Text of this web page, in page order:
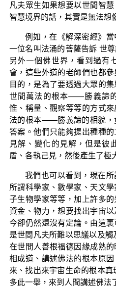
凡夫眾生如果想要以世間智
智慧境界的話，其實是無法想
例如，在《解深密經》
一位名叫法涌的菩薩告訴 世
另外一個佛世界，看到過有
會，這些外道的老師們也都
目的，是為了要透過大眾的
世間萬法的根本——勝義諦
惟、稱量、觀察等等的方式
法的根本——勝義諦的相貌，
答案。他們只能夠提出種種
見解、變化的見解，但是彼
盾、各執己見，然後產生了極
我們也可以看到，現在
所謂科學家、數學家、天文
子生物學家等等，加上許多
資金、物力，想要找出宇宙
今卻仍然還沒有定論。由這
是世間凡夫所難以思議以及
在世間人善根福德因緣成熟
相成道、講述佛法的根本原
來、找出來宇宙生命的根本
多此一舉，來到人間講述佛法